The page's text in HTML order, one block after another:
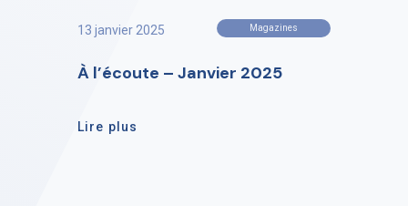
13 janvier 2025 Magazines
À l’écoute – Janvier 2025
Lire plus